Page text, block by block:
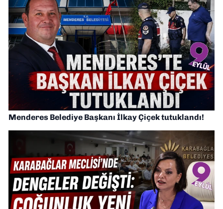
Menderes Belediye Başkanı İlkay Çiçek tutuklandı!